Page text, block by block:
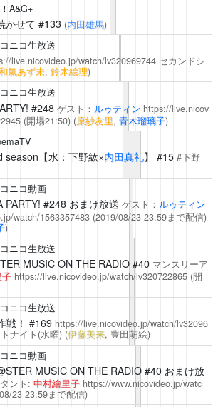
A&G+
かせて #133 (内田雄馬)
ニコ生放送
live.nicovideo.jp/watch/lv320969744セカンドシ
氣あず未, 鈴木絵理)
ニコ生放送
#248 ゲスト： ルゥティン https://live.nicov
(開場21:50) (原紗友里, 青木瑠璃子)
season【水：下野紘×内田真礼】 #15 #下野
ニコ動画
PARTY! #248 おまけ放送 ゲスト： ルゥティン
watch/1563357483(2019/08/23 23:59まで配信)
)
ニコ生放送
MUSIC ON THE RADIO#40 マンスリーア
https://live.nicovideo.jp/watch/lv320722865(開
ニコ生放送
戦！ #169 https://live.nicovideo.jp/watch/lv32096
ナイト(水曜) (伊藤美来, 豊田萌絵)
ニコ動画
MUSIC ON THE RADIO#40 おまけ放
ント: 中村繪里子 https://www.nicovideo.jp/watc
23 23:59まで配信)